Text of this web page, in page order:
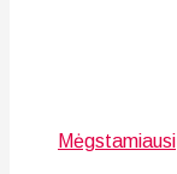
Mėgstamiausi